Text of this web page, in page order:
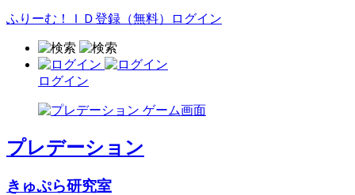
ふりーむ！ＩＤ登録（無料） ログイン
ログイン
プレデーション
きゅぷら研究室